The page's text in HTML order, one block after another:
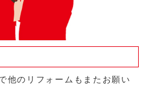
他のリフォームもまたお願い